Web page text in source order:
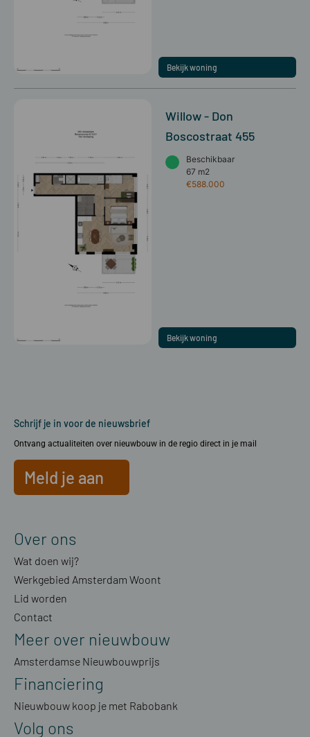
Bekijk woning
Willow - Don
Boscostraat 455
Beschikbaar
67 m2
€588.000
Bekijk woning
Schrijf je in voor de nieuwsbrief
Ontvang actualiteiten over nieuwbouw in de regio direct in je mail
Meld je aan
Over ons
Wat doen wij?
Werkgebied Amsterdam Woont
Lid worden
Contact
Meer over nieuwbouw
Amsterdamse Nieuwbouwprijs
Financiering
Nieuwbouw koop je met Rabobank
Volg ons